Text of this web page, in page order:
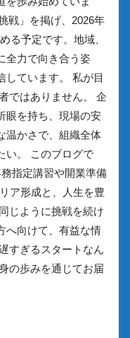
戦」を掲げ、2026年
る予定です。地域、
全力で向き合う姿
しています。 私が目
ではありません。 企
眼を持ち、現場の安
温かさで、組織全体
い。 このブログで
指定講習や開業準備
ア形成と、人生を豊
じように挑戦を続け
へ向けて、有益な情
すぎるスタートなん
の歩みを通じてお届